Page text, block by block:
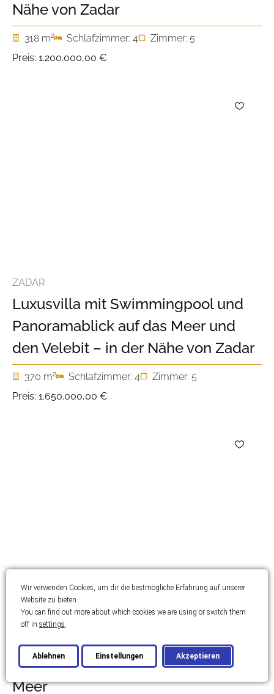
Nähe von Zadar
318 m2 Schlafzimmer: 4
Zimmer: 5
Preis: 1.200.000,00 €
ZADAR
Luxusvilla mit Swimmingpool und
Panoramablick auf das Meer und
den Velebit – in der Nähe von Zadar
370 m2 Schlafzimmer: 4
Zimmer: 5
Preis: 1.650.000,00 €
ZADAR
Eine wunderschöne Villa in
einzigartiger Lage, erste Reihe zum
Meer
Wir verwenden Cookies, um dir die bestmögliche Erfahrung auf unserer
Website zu bieten.
You can find out more about which cookies we are using or switch them
off in settings.
Akzeptieren
Ablehnen Einstellungen